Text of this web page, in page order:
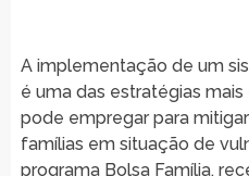
A implementação de um
é uma das estratégias
pode empregar para
famílias em situação de
programa Bolsa Família,